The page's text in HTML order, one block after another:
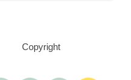
Copyright